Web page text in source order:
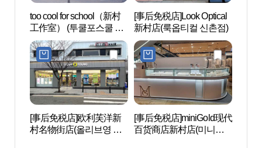
too cool for school（新村
工作室） (투쿨포스쿨 신
촌작업실)
[事后免税店]Look Optical
新村店(룩옵티컬 신촌점)
[事后免税店]欧利芙洋新
村名物街店(올리브영 신
[事后免税店]miniGold现代
百货商店新村店(미니골